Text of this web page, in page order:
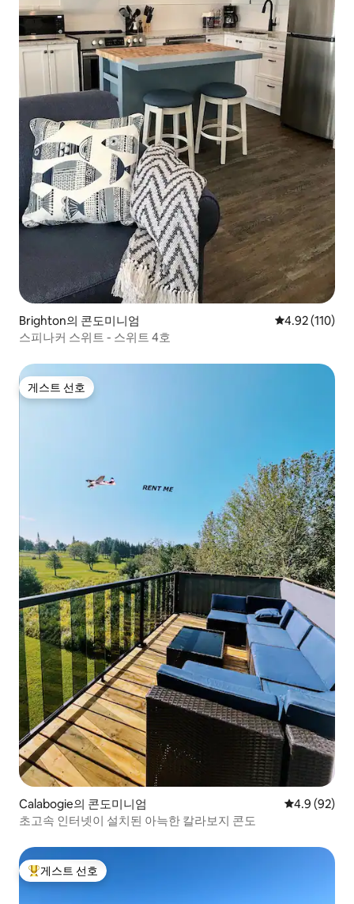
Brighton의 콘도미니엄 평점 4.92점(5
4.92 (110)
스피나커 스위트 - 스위트 4호
게스트 선호
게스트 선호
Calabogie의 콘도미니엄 평점 4.9점(5
4.9 (92)
초고속 인터넷이 설치된 아늑한 칼라보지 콘도
상위 게스트 선호
게스트 선호